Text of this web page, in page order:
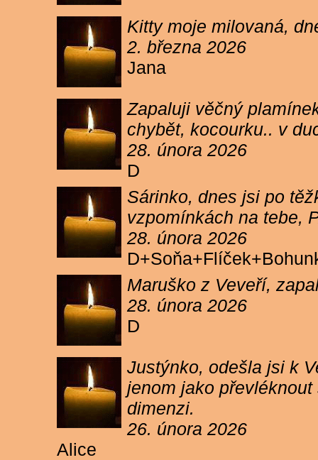
Kitty moje milovaná,
2. března 2026
Jana
Zapaluji věčný
chybět, kocourku.. v
28. února 2026
D
Sárinko, dnes jsi po
vzpomínkách na tebe,
28. února 2026
Maruško z Veveří,
28. února 2026
D
Justýnko, odešla jsi k
jenom jako
dimenzi.
26. února 2026
Alice